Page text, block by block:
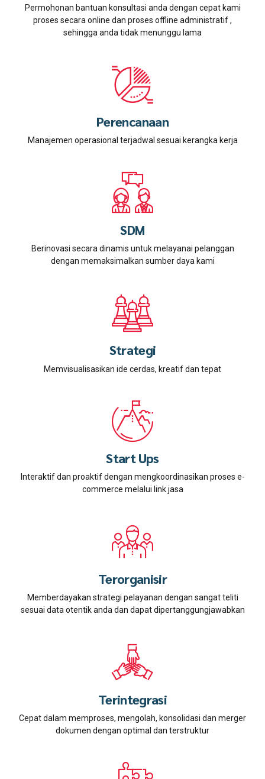
Permohonan bantuan konsultasi anda dengan cepat kami
proses secara online dan proses offline administratif ,
sehingga anda tidak menunggu lama
Perencanaan
Manajemen operasional terjadwal sesuai kerangka kerja
SDM
Berinovasi secara dinamis untuk melayanai pelanggan
dengan memaksimalkan sumber daya kami
Strategi
Memvisualisasikan ide cerdas, kreatif dan tepat
Start Ups
Interaktif dan proaktif dengan mengkoordinasikan proses e-
commerce melalui link jasa
Terorganisir
Memberdayakan strategi pelayanan dengan sangat teliti
sesuai data otentik anda dan dapat dipertanggungjawabkan
Terintegrasi
Cepat dalam memproses, mengolah, konsolidasi dan merger
dokumen dengan optimal dan terstruktur